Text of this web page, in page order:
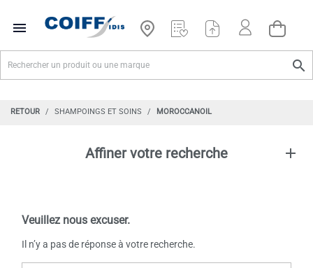


RETOUR SHAMPOINGS ET SOINS MOROCCANOIL
Affiner votre recherche
Veuillez nous excuser.
Il n’y a pas de réponse à votre recherche.